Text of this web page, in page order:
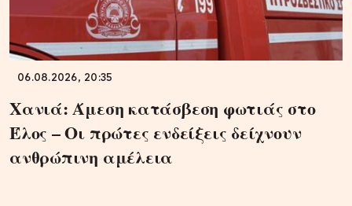
06.08.2026, 20:35
Χανιά: Άμεση κατάσβεση φωτιάς στο
Έλος – Οι πρώτες ενδείξεις δείχνουν
ανθρώπινη αμέλεια